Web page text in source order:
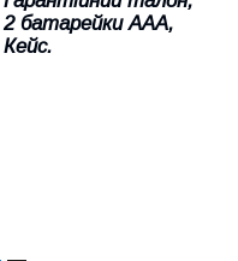
батарейки ААА,